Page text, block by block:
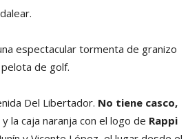
espectacular tormenta de granizo
de golf.
Del Libertador. No tiene casco,
la caja naranja con el logo de Rappi